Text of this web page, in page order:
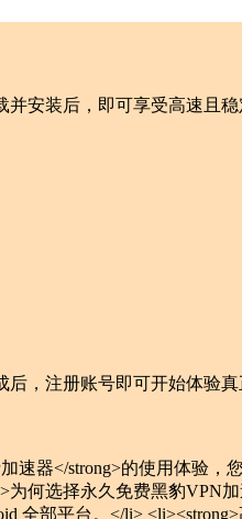
并安装后，即可享受高速且
后，注册账号即可开始体验真